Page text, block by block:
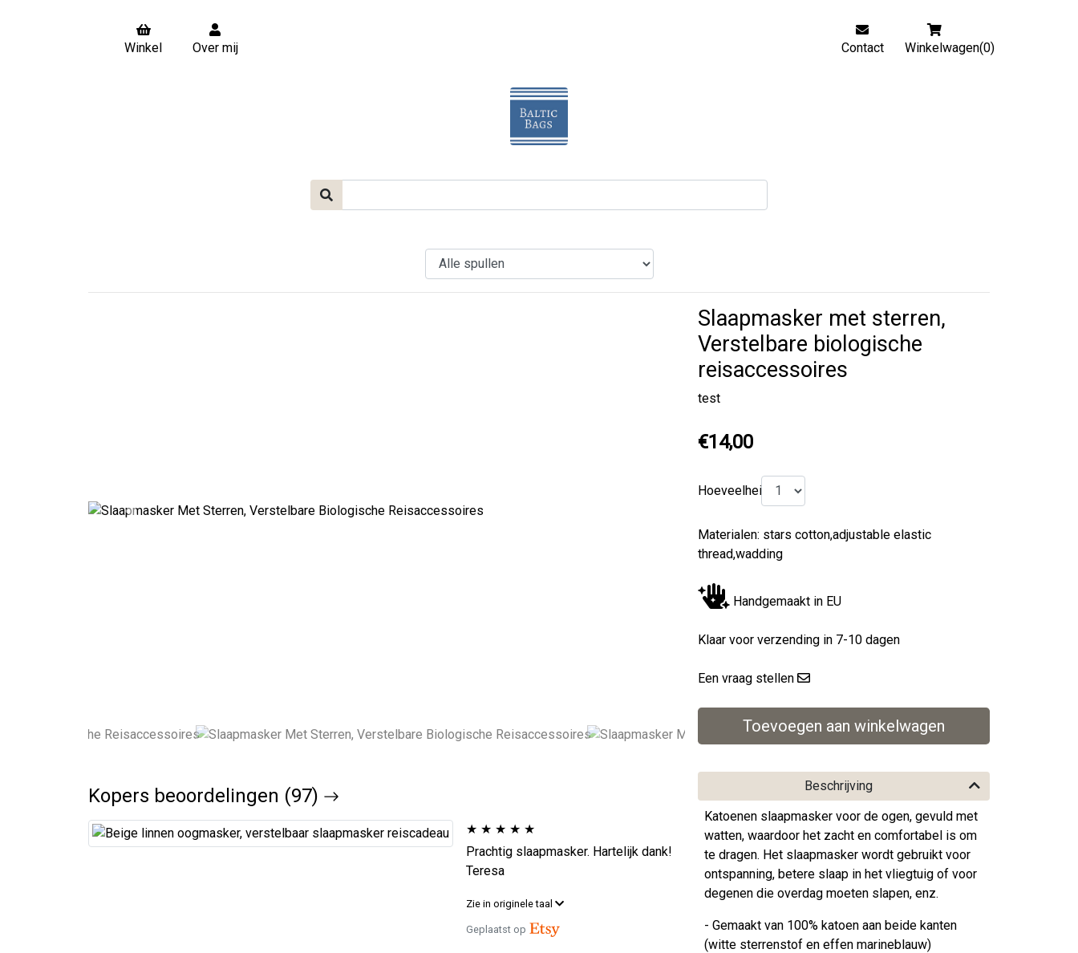
Winkel Over mij Contact Winkelwagen(0)
Previous
Slaapmasker met sterren,
Verstelbare biologische
reisaccessoires
test
€14,00
Hoeveelheid
Materialen: stars cotton,adjustable elastic
thread,wadding
Handgemaakt in EU
Klaar voor verzending in 7-10 dagen
Een vraag stellen
Beschrijving
Katoenen slaapmasker voor de ogen, gevuld met
watten, waardoor het zacht en comfortabel is om
te dragen. Het slaapmasker wordt gebruikt voor
ontspanning, betere slaap in het vliegtuig of voor
degenen die overdag moeten slapen, enz.
- Gemaakt van 100% katoen aan beide kanten
(witte sterrenstof en effen marineblauw)
Kopers beoordelingen (97)
★ ★ ★ ★ ★
Prachtig slaapmasker. Hartelijk dank!
Teresa
Zie in originele taal
Geplaatst op